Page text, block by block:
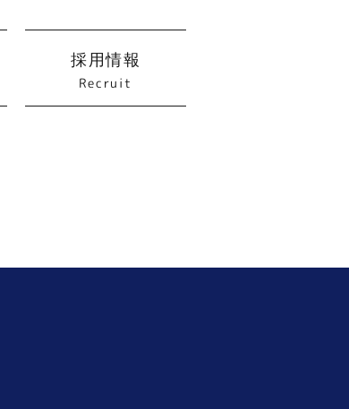
採用情報
Recruit